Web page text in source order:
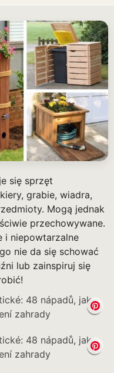
się sprzęt
grabie, wiadra,
Mogą jednak
przechowywane.
i niepowtarzalne
nie da się schować
lub zainspiruj się